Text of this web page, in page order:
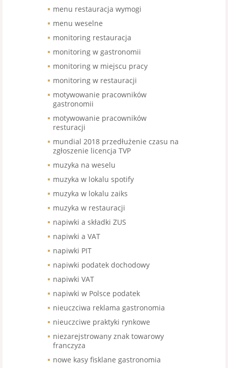
menu restauracja wymogi
menu weselne
monitoring restauracja
monitoring w gastronomii
monitoring w miejscu pracy
monitoring w restauracji
motywowanie pracowników
gastronomii
motywowanie pracowników
resturacji
mundial 2018 przedłużenie czasu na
zgłoszenie licencja TVP
muzyka na weselu
muzyka w lokalu spotify
muzyka w lokalu zaiks
muzyka w restauracji
napiwki a składki ZUS
napiwki a VAT
napiwki PIT
napiwki podatek dochodowy
napiwki VAT
napiwki w Polsce podatek
nieuczciwa reklama gastronomia
nieuczciwe praktyki rynkowe
niezarejstrowany znak towarowy
franczyza
nowe kasy fisklane gastronomia